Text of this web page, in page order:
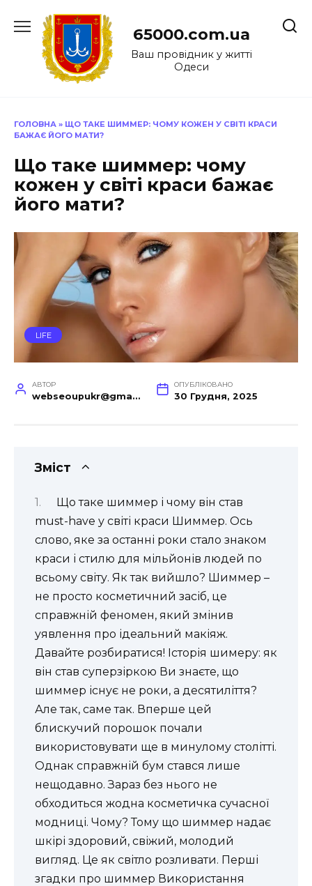
до
65000.com.ua
Ваш провідник у житті
Одеси
ГОЛОВНА » ЩО ТАКЕ ШИММЕР: ЧОМУ КОЖЕН У СВІТІ КРАСИ
БАЖАЄ ЙОГО МАТИ?
Що таке шиммер: чому
кожен у світі краси бажає
його мати?
LIFE
АВТОР
webseoupukr@gmail.com
ОПУБЛІКОВАНО
30 Грудня, 2025
Зміст
Що таке шиммер і чому він став
must-have у світі краси Шиммер. Ось
слово, яке за останні роки стало знаком
краси і стилю для мільйонів людей по
всьому світу. Як так вийшло? Шиммер –
не просто косметичний засіб, це
справжній феномен, який змінив
уявлення про ідеальний макіяж.
Давайте розбиратися! Історія шимеру: як
він став суперзіркою Ви знаєте, що
шиммер існує не роки, а десятиліття?
Але так, саме так. Вперше цей
блискучий порошок почали
використовувати ще в минулому столітті.
Однак справжній бум стався лише
нещодавно. Зараз без нього не
обходиться жодна косметичка сучасної
модниці. Чому? Тому що шиммер надає
шкірі здоровий, свіжий, молодий
вигляд. Це як світло розливати. Перші
згадки про шиммер Використання